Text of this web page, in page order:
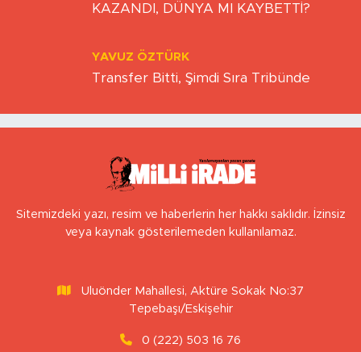
KAZANDI, DÜNYA MI KAYBETTİ?
YAVUZ ÖZTÜRK
Transfer Bitti, Şimdi Sıra Tribünde
Sitemizdeki yazı, resim ve haberlerin her hakkı saklıdır. İzinsiz
veya kaynak gösterilemeden kullanılamaz.
Uluönder Mahallesi, Aktüre Sokak No:37
Tepebaşı/Eskişehir
0 (222) 503 16 76